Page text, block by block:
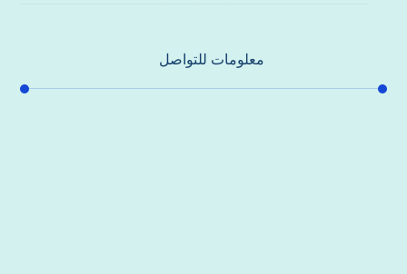
معلومات للتواصل